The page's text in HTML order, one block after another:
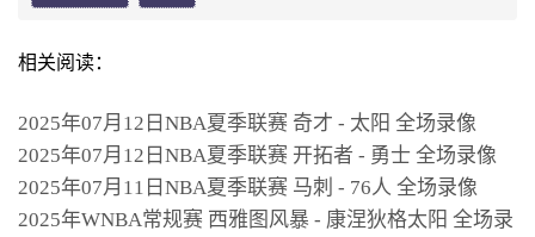
相关阅读：
2025年07月12日NBA夏季联赛 奇才 - 太阳 全场录像
2025年07月12日NBA夏季联赛 开拓者 - 勇士 全场录像
2025年07月11日NBA夏季联赛 马刺 - 76人 全场录像
2025年WNBA常规赛 西雅图风暴 - 康涅狄格太阳 全场录